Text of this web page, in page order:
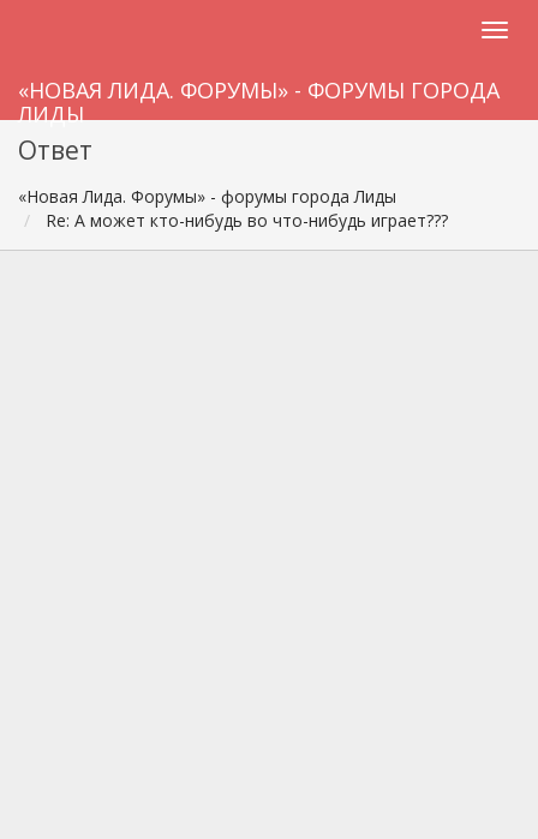
«НОВАЯ ЛИДА. ФОРУМЫ» - ФОРУМЫ ГОРОДА
ЛИДЫ
Ответ
«Новая Лида. Форумы» - форумы города Лиды
Re: А может кто-нибудь во что-нибудь играет???